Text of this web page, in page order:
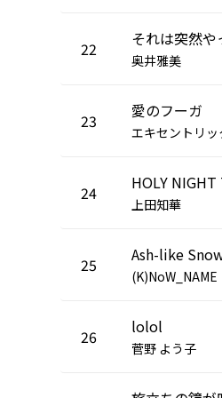
22 それは突然や
奥井雅美
23 愛のフーガ
エキセントリッ
24 HOLY
上田知華
25 Ash-like
(K)NoW_NAME
26 lolol
菅野 よう子